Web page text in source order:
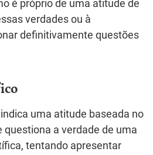
é próprio de uma atitude de
verdades ou à
definitivamente questões
uma atitude baseada no
a verdade de uma
tentando apresentar